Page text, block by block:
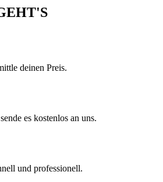
deinen Preis.
es kostenlos an uns.
und professionell.